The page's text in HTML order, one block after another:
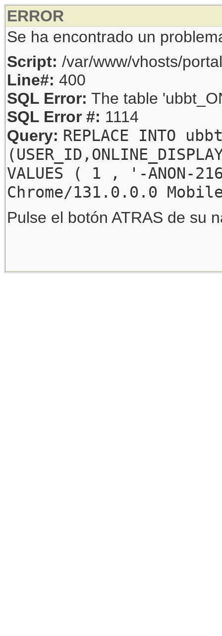
ERROR
Se ha encontrado un
Script: /var/www/vhosts/
Line#: 400
SQL Error: The table
SQL Error #: 1114
Query: REPLACE INTO
VALUES ( 1 , '-
Chrome/131.0.0.0
Pulse el botón ATRAS de su